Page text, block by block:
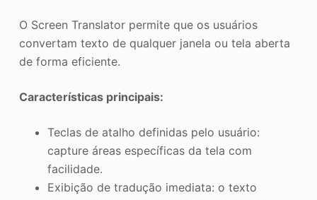
O Screen Translator permite que os usuários
convertam texto de qualquer janela ou tela aberta
de forma eficiente.
Características principais:
Teclas de atalho definidas pelo usuário:
capture áreas específicas da tela com
facilidade.
Exibição de tradução imediata: o texto